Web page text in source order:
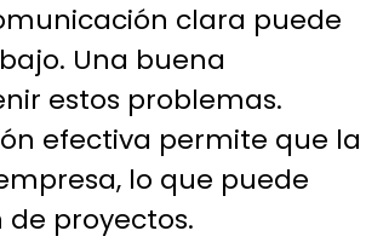
clara puede
Una buena
estos problemas.
efectiva permite que la
lo que puede
proyectos.